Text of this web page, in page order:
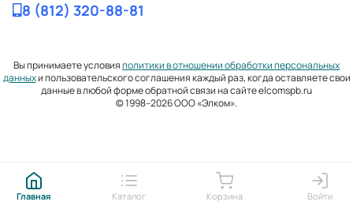
8 (812) 320-88-81
Вы принимаете условияполитики в отношении обработки персональных
данныхи пользовательского соглашения каждый раз, когда оставляете свои
данные в любой форме обратной связи на сайте elcomspb.ru
© 1998–2026 ООО «Элком».
Главная Каталог Корзина Войти